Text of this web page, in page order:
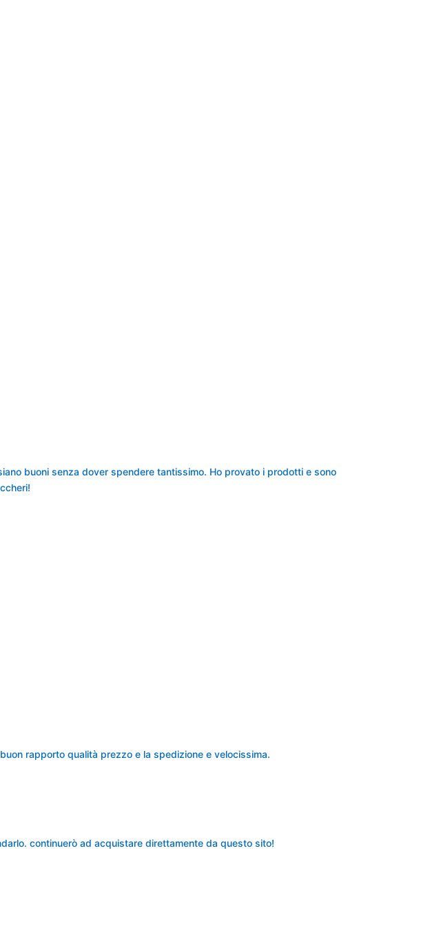
buoni senza dover spendere tantissimo. Ho provato i prodotti e sono
rapporto qualità prezzo e la spedizione e velocissima.
continuerò ad acquistare direttamente da questo sito!